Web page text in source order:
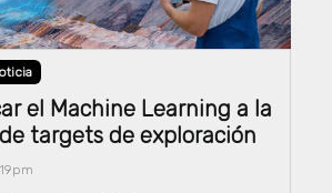
el Machine Learning a la
targets de exploración